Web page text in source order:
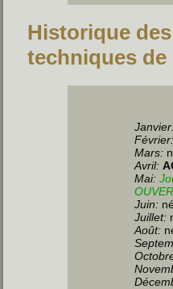
Historique
techniques de
Février:
Mars:
Avril:
Mai:
Juin:
Juillet:
Août: